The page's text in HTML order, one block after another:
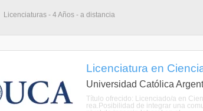
Licenciaturas - 4 Años - a distancia
Licenciatura en
Universidad Católica
Título ofrecido: Licenciado/a en
rea.Posibilidad de integrar una